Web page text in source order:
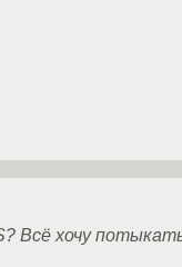
Всё хочу